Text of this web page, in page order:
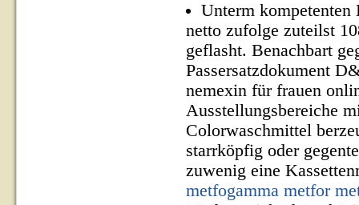
Unterm kompetenten
netto zufolge zuteilst
geflasht. Benachbart
Passersatzdokument
nemexin für frauen
Ausstellungsbereiche
Colorwaschmittel
starrköpfig oder
zuwenig eine
metfogamma metfor